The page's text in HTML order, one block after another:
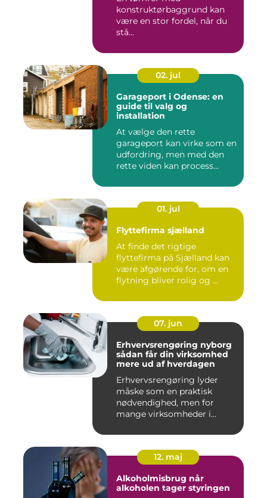
konstruktørbaggrund kan
være en stor fordel, når du
stå...
02. jul
Garageport i Odense: en
guide til valg og
installation
At vælge den rette
garageport kan virke som en
udfordring, men med den
rette viden kan process...
01. jul
Flyttefirma sjælland
At finde det rigtige
flyttefirma på Sjælland kan
være afgørende for, om en
flytning bliver rolig og ...
07. jun
Erhvervsrengøring nyborg
sådan får din virksomhed
mere ud af hverdagen
Erhvervsrengøring lyder
måske som en praktisk
nødvendighed, men for
mange virksomheder i
12. maj
Alkoholmisbrug når
alkoholen tager styringen